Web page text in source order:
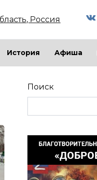
Россия
История Афиша
Поиск